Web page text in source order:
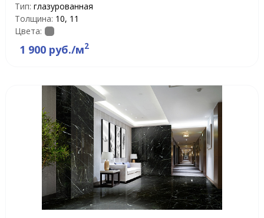
Тип: глазурованная
Толщина: 10, 11
Цвета:
1 900 руб./м2